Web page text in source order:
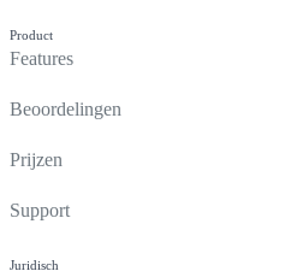
Product
Features
Beoordelingen
Prijzen
Support
Juridisch